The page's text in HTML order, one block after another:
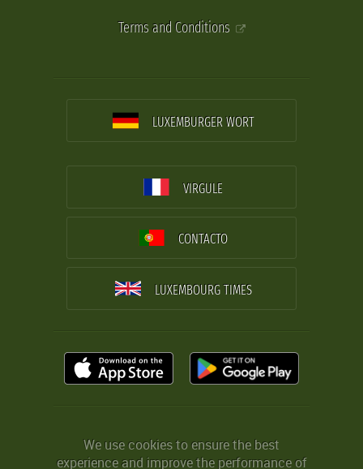
Terms and Conditions
LUXEMBURGER WORT
VIRGULE
CONTACTO
LUXEMBOURG TIMES
We use cookies to ensure the best
experience and improve the performance of